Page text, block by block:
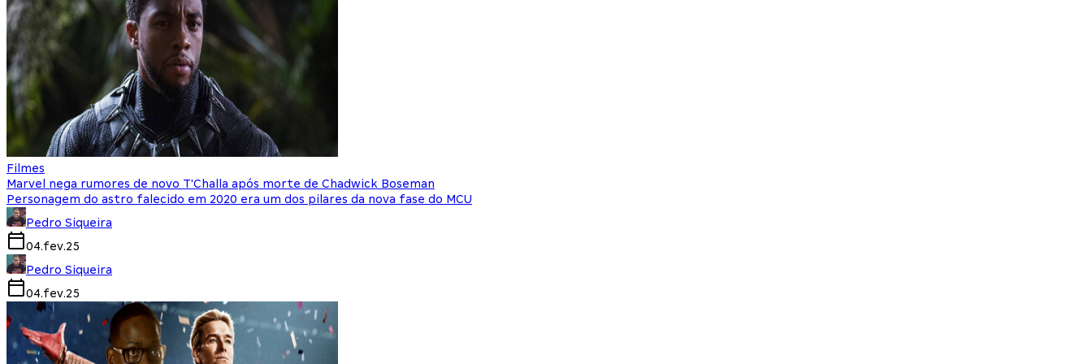
Filmes
Marvel nega rumores de novo T'Challa após morte de Chadwick Boseman
Personagem do astro falecido em 2020 era um dos pilares da nova fase do MCU
Pedro Siqueira
04.fev.25
Pedro Siqueira
04.fev.25